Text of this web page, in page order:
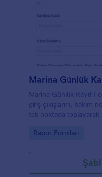
Marina Günlük
Marina Günlük Kayıt
giriş çıkışlarını, bakım
tek noktada toplayarak
Go to Category:
Rapor Formları